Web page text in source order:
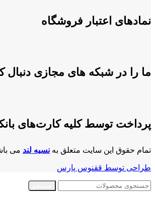
نمادهای اعتبار فروشگاه
ما را در شبکه های مجازی دنبال
پرداخت توسط کلیه کارت‌های
تمام حقوق این سایت متعلق به نسیه لند می
طراحی توسط ققنوس پارس